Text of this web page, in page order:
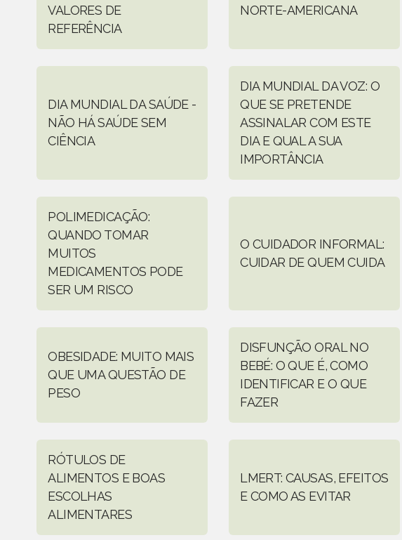
VALORES DE
REFERÊNCIA
NORTE-AMERICANA
DIA MUNDIAL DA SAÚDE -
NÃO HÁ SAÚDE SEM
CIÊNCIA
DIA MUNDIAL DA VOZ: O
QUE SE PRETENDE
ASSINALAR COM ESTE
DIA E QUAL A SUA
IMPORTÂNCIA
POLIMEDICAÇÃO:
QUANDO TOMAR
MUITOS
MEDICAMENTOS PODE
SER UM RISCO
O CUIDADOR INFORMAL:
CUIDAR DE QUEM CUIDA
OBESIDADE: MUITO MAIS
QUE UMA QUESTÃO DE
PESO
DISFUNÇÃO ORAL NO
BEBÉ: O QUE É, COMO
IDENTIFICAR E O QUE
FAZER
RÓTULOS DE
ALIMENTOS E BOAS
ESCOLHAS
ALIMENTARES
LMERT: CAUSAS, EFEITOS
E COMO AS EVITAR